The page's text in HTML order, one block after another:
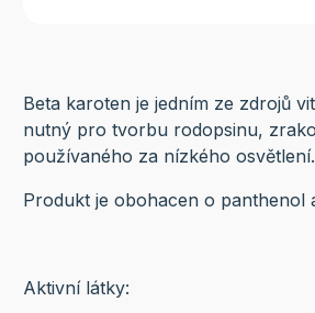
Beta karoten je jedním ze zdrojů
nutný pro tvorbu rodopsinu,
používaného za nízkého osvětlení.
Produkt je obohacen o panthenol
Aktivní látky: